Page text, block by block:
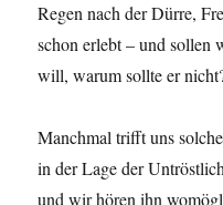
Regen nach der Dürre,
schon erlebt – und sollen
will, warum sollte er
Manchmal trifft uns
in der Lage der
und wir hören ihn